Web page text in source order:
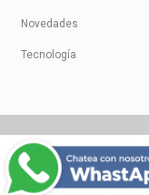
Novedades
Tecnología